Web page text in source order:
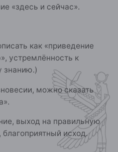
«здесь и сейчас».
как «приведение
устремлённость к
знанию.)
можно сказать
выход на правильную
исход.